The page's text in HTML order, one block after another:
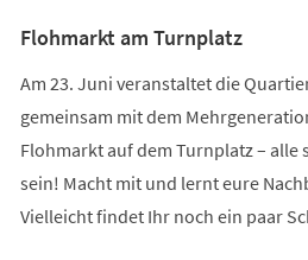
Flohmarkt am Turnplatz
Am 23. Juni veranstaltet die
gemeinsam mit dem
Flohmarkt auf dem Turnplatz – alle
sein! Macht mit und lernt eure
Vielleicht findet Ihr noch ein paar